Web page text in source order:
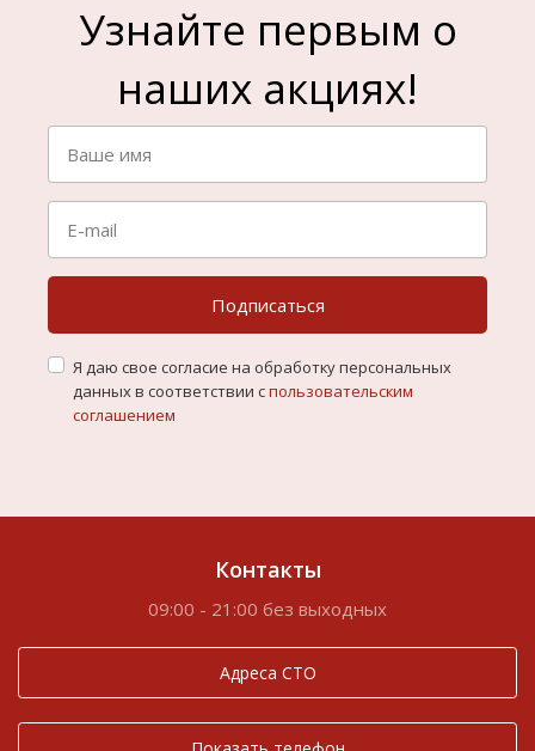
Узнайте первым о
наших акциях!
Подписаться
Я даю свое согласие на обработку персональных
данных в соответствии спользовательским
соглашением
Контакты
09:00 - 21:00 без выходных
Адреса СТО